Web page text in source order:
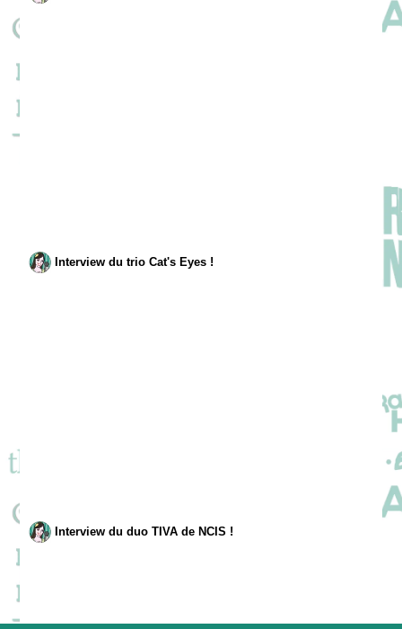
Interview du trio Cat's Eyes !
Interview du duo TIVA de NCIS !